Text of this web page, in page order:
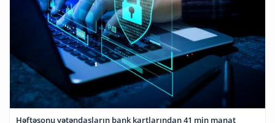
Həftəsonu vətəndaşların bank kartlarından 41 min manat